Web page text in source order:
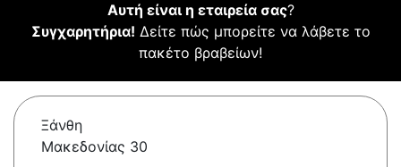
Αυτή είναι η εταιρεία σας?
Συγχαρητήρια! Δείτε πώς μπορείτε να λάβετε το
πακέτο βραβείων!
Ξάνθη
Μακεδονίας 30